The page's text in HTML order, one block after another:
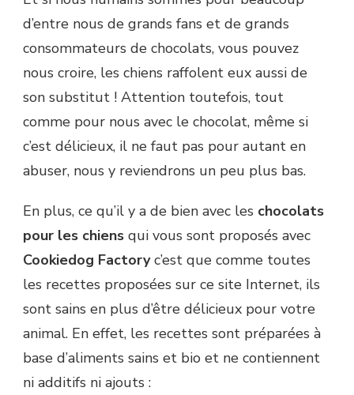
d’entre nous de grands fans et de grands
consommateurs de chocolats, vous pouvez
nous croire, les chiens raffolent eux aussi de
son substitut ! Attention toutefois, tout
comme pour nous avec le chocolat, même si
c’est délicieux, il ne faut pas pour autant en
abuser, nous y reviendrons un peu plus bas.
En plus, ce qu’il y a de bien avec les chocolats
pour les chiens qui vous sont proposés avec
Cookiedog Factoryc’est que comme toutes
les recettes proposées sur ce site Internet, ils
sont sains en plus d’être délicieux pour votre
animal. En effet, les recettes sont préparées à
base d’aliments sains et bio et ne contiennent
ni additifs ni ajouts :